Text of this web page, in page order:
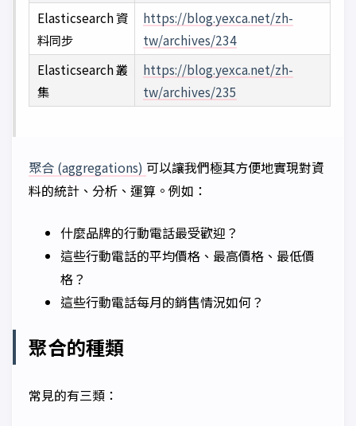
Elasticsearch 資
料同步
https://blog.yexca.net/zh-
tw/archives/234
Elasticsearch 叢
集
https://blog.yexca.net/zh-
tw/archives/235
聚合 (aggregations) 可以讓我們極其方便地實現對資
料的統計、分析、運算。例如：
什麼品牌的行動電話最受歡迎？
這些行動電話的平均價格、最高價格、最低價
格？
這些行動電話每月的銷售情況如何？
聚合的種類
常見的有三類：